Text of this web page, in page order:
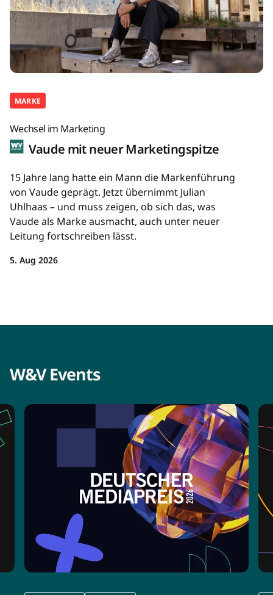
MARKE
Wechsel im Marketing
Vaude mit neuer Marketingspitze
15 Jahre lang hatte ein Mann die Markenführung
von Vaude geprägt. Jetzt übernimmt Julian
Uhlhaas – und muss zeigen, ob sich das, was
Vaude als Marke ausmacht, auch unter neuer
Leitung fortschreiben lässt.
5. Aug 2026
W&V Events